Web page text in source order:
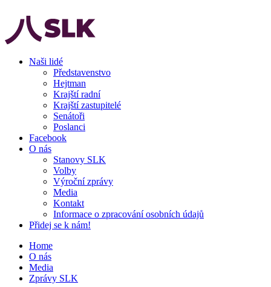
Naši lidé
Představenstvo
Hejtman
Krajští radní
Krajští zastupitelé
Senátoři
Poslanci
Facebook
O nás
Stanovy SLK
Volby
Výroční zprávy
Media
Kontakt
Informace o zpracování osobních údajů
Přidej se k nám!
Home
O nás
Media
Zprávy SLK